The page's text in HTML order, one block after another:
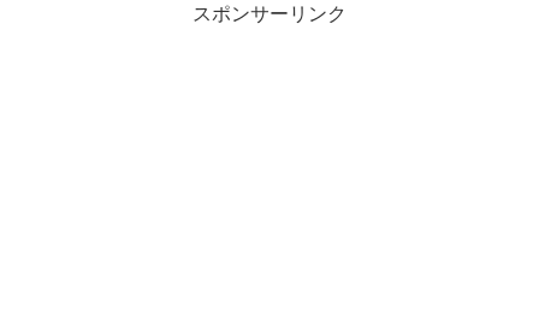
スポンサーリンク